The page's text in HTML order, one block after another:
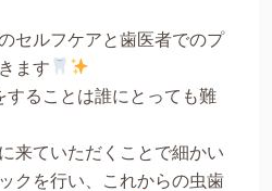
セルフケアと歯医者でのプ
ます
することは誰にとっても難
来ていただくことで細かい
クを行い、これからの虫歯